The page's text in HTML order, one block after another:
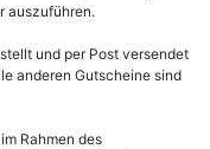
auszuführen.
und per Post versendet
anderen Gutscheine sind
Rahmen des